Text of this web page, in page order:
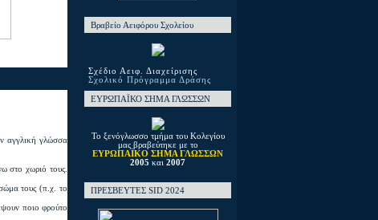
αγγλική γλώσσα
στο χωριό τους.
τους (π.χ. το
ποιο φρούτο
Βραβείο Αειφόρου Σχολείου
Σχέδιο Αειφ. Διαχείρισης
Σχολικό Πρόγραμμα Δράσης
ΕΥΡΩΠΑΪΚΟ ΣΗΜΑ ΓΛΩΣΣΩΝ
Το ξενόγλωσσο τμήμα του Κολεγίου
μας βραβεύτηκε με το
ΕΥΡΩΠΑΪΚΟ ΣΗΜΑ ΓΛΩΣΣΩΝ
2005 και 2007
ΠΡΕΣΒΕΥΤΕΣ SID 2024